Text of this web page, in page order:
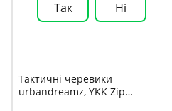
Так Ні
Тактичні черевики
urbandreamz, YKK Zip